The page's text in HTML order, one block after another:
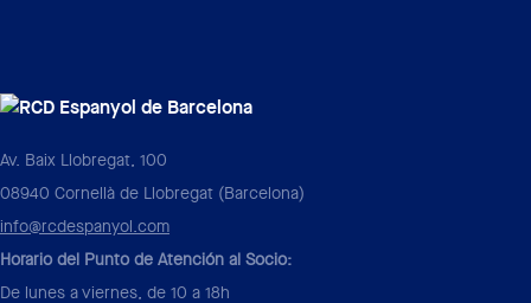
Av. Baix Llobregat, 100
08940 Cornellà de Llobregat (Barcelona)
info@rcdespanyol.com
Horario del Punto de Atención al Socio:
De lunes a viernes, de 10 a 18h